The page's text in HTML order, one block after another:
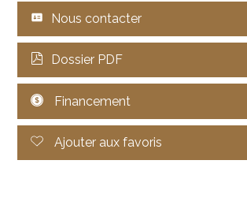
Nous contacter
Dossier PDF
Financement
Ajouter aux favoris